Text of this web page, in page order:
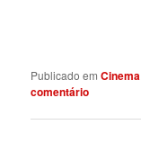
Publicado em Cinema
comentário